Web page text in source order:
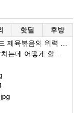
핫딜 후방
볶음의 위력 ㅋㅋ
데 어떻게 할까요?